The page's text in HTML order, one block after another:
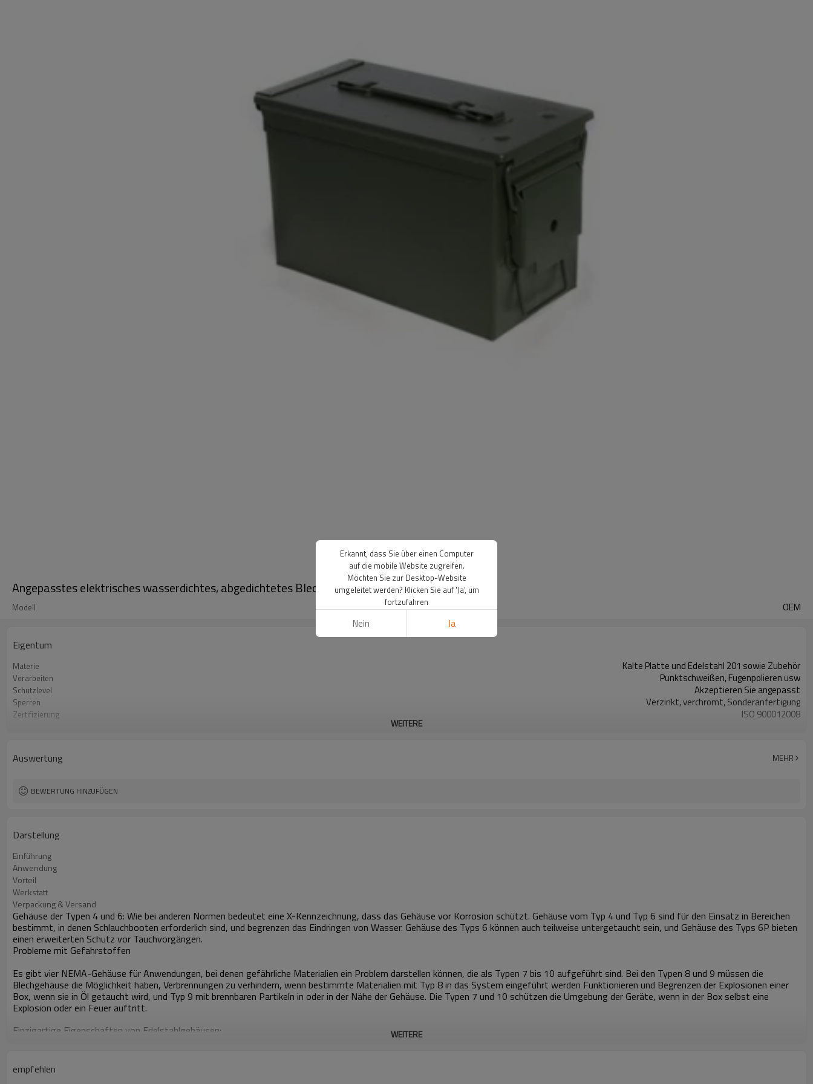
Angepasstes elektrisches wasserdichtes, abgedichtetes Blechgehäuse für die Wandmontage
Modell OEM
Eigentum
Materie Kalte Platte und Edelstahl 201 sowie Zubehör
Verarbeiten Punktschweißen, Fugenpolieren usw
Schutzlevel Akzeptieren Sie angepasst
Sperren Verzinkt, verchromt, Sonderanfertigung
Zertifizierung ISO 900012008
WEITERE
Auswertung MEHR
BEWERTUNG HINZUFÜGEN
Darstellung
Einführung
Anwendung
Vorteil
Werkstatt
Verpackung & Versand
Gehäuse der Typen 4 und 6: Wie bei anderen Normen bedeutet eine X-Kennzeichnung, dass das Gehäuse vor Korrosion schützt. Gehäuse vom Typ 4 und Typ 6 sind für den Einsatz in Bereichen
bestimmt, in denen Schlauchbooten erforderlich sind, und begrenzen das Eindringen von Wasser. Gehäuse des Typs 6 können auch teilweise untergetaucht sein, und Gehäuse des Typs 6P bieten
einen erweiterten Schutz vor Tauchvorgängen.
Probleme mit Gefahrstoffen
Es gibt vier NEMA-Gehäuse für Anwendungen, bei denen gefährliche Materialien ein Problem darstellen können, die als Typen 7 bis 10 aufgeführt sind. Bei den Typen 8 und 9 müssen die
Blechgehäuse die Möglichkeit haben, Verbrennungen zu verhindern, wenn bestimmte Materialien mit Typ 8 in das System eingeführt werden Funktionieren und Begrenzen der Explosionen einer
Box, wenn sie in Öl getaucht wird, und Typ 9 mit brennbaren Partikeln in oder in der Nähe der Gehäuse. Die Typen 7 und 10 schützen die Umgebung der Geräte, wenn in der Box selbst eine
Explosion oder ein Feuer auftritt.
Einzigartige Eigenschaften von Edelstahlgehäusen:
Gebürstetes Finish mit 240er Körnung als Standard, spiegelpoliert und andere Körner erhältlich
In verschiedenen Stärken hergestellt
Hochwertige "einteilige" Dichtung
WEITERE
empfehlen
Erkannt, dass Sie über einen Computer
auf die mobile Website zugreifen.
Möchten Sie zur Desktop-Website
umgeleitet werden? Klicken Sie auf 'Ja', um
fortzufahren
Nein Ja